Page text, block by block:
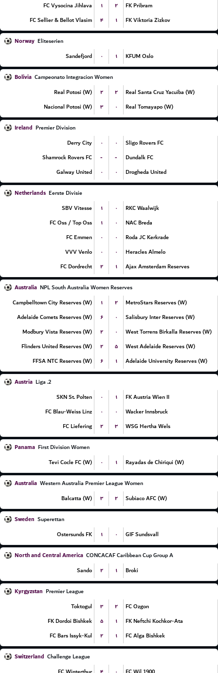
FC Vysocina Jihlava
۱ ۲
FK Pribram
FC Sellier & Bellot Vlasim
۴ ۱ FK Viktoria Zizkov
Norway Eliteserien
Sandefjord
۰ ۱ KFUM Oslo
Bolivia Campeonato Integracion Women
Real Potosi (W)
۲ ۲
Real Santa Cruz Yacuiba (W)
Nacional Potosi (W)
۳ ۰ Real Tomayapo (W)
Ireland Premier Division
Derry City
۰ ۰
Sligo Rovers FC
Shamrock Rovers FC
- -
Dundalk FC
Galway United
۰ ۰ Drogheda United
Netherlands Eerste Divisie
SBV Vitesse
۱ ۰
RKC Waalwijk
FC Oss / Top Oss
۱ ۰
NAC Breda
FC Emmen
۰ ۰
Roda JC Kerkrade
VVV Venlo
۰ ۰
Heracles Almelo
FC Dordrecht
۲ ۱ Ajax Amsterdam Reserves
Australia NPL South Australia Women Reserves
Campbelltown City Reserves (W)
۱ ۲
MetroStars Reserves (W)
Adelaide Comets Reserves (W)
۶ ۰
Salisbury Inter Reserves (W)
Modbury Vista Reserves (W)
۲ ۰
West Torrens Birkalla Reserves (W)
Flinders United Reserves (W)
۲ ۵
West Adelaide Reserves (W)
FFSA NTC Reserves (W)
۶ ۱ Adelaide University Reserves (W)
Austria
2. Liga
SKN St. Polten
۰ ۱
FK Austria Wien II
FC Blau-Weiss Linz
۰ ۰
Wacker Innsbruck
FC Liefering
۲ ۳ WSG Hertha Wels
Panama First Division Women
Tevi Cocle FC (W)
۰ ۱ Rayadas de Chiriqui (W)
Australia Western Australia Premier League Women
Balcatta (W)
۳ ۲ Subiaco AFC (W)
Sweden Superettan
Ostersunds FK
۱ ۰ GIF Sundsvall
North and Central America CONCACAF Caribbean Cup Group A
Sando
۲ ۱ Broki
Kyrgyzstan Premier League
Toktogul
۳ ۲
FC Ozgon
FK Dordoi Bishkek
۵ ۱
FK Neftchi Kochkor-Ata
FC Bars Issyk-Kul
۲ ۱ FC Alga Bishkek
Switzerland Challenge League